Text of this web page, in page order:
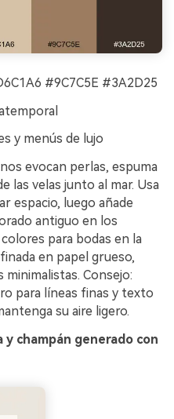
#9C7C5E #3A2D25
y menús de lujo
evocan perlas, espuma
las velas junto al mar. Usa
espacio, luego añade
antiguo en los
para bodas en la
en papel grueso,
Consejo:
para líneas finas y texto
su aire ligero.
y champán generado con